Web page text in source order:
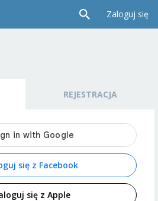
Zaloguj się
REJESTRACJA
się z Facebook
się z Apple